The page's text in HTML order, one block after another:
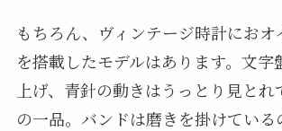
もちろん、ヴィンテージ時計におオ
を搭載したモデルはあります。文字
上げ、青針の動きはうっとり見と
の一品。バンドは磨きを掛けている